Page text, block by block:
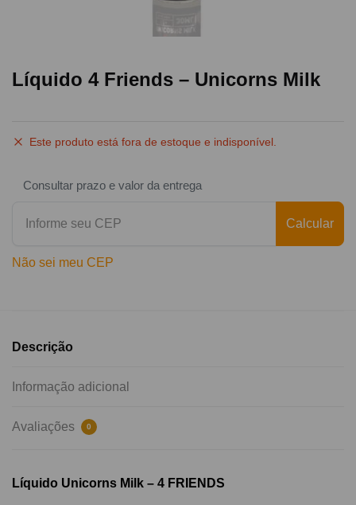
Líquido 4 Friends – Unicorns Milk
Este produto está fora de estoque e indisponível.
Consultar prazo e valor da entrega
Calcular
Não sei meu CEP
Descrição
Informação adicional
Avaliações 0
Líquido Unicorns Milk – 4 FRIENDS